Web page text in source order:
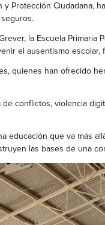
Protección
la Escuela
el ausentismo
quienes han ofrecido
conflictos, violencia
que va más
las bases de una